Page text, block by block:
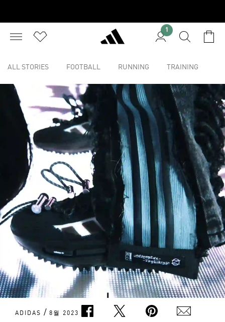
1
ALL STORIES FOOTBALL RUNNING TRAINING
ADIDAS / 8월 2023